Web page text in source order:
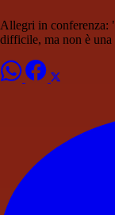
Allegri in conferenza:
difficile, ma non è una